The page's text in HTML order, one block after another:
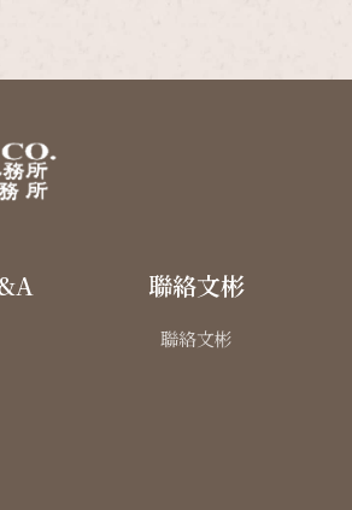
聯絡文彬
聯絡文彬